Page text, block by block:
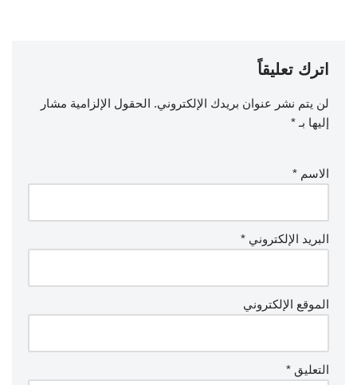
اترك تعليقاً
لن يتم نشر عنوان بريدك الإلكتروني. الحقول الإلزامية مشار
إليها بـ *
الاسم *
البريد الإلكتروني *
الموقع الإلكتروني
التعليق *